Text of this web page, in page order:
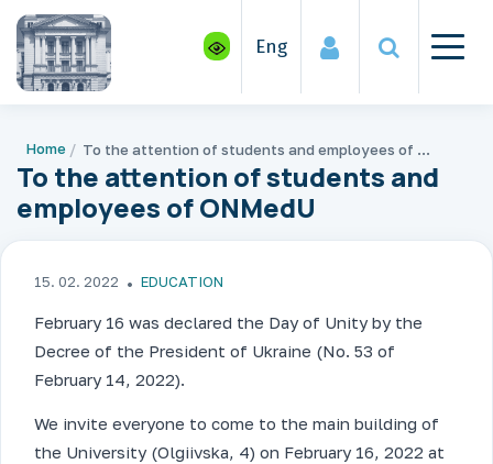
Eng
Home To the attention of students and employees of ONMedU
To the attention of students and
employees of ONMedU
15. 02. 2022 EDUCATION
February 16 was declared the Day of Unity by the
Decree of the President of Ukraine (No. 53 of
February 14, 2022).
We invite everyone to come to the main building of
the University (Olgiivska, 4) on February 16, 2022 at